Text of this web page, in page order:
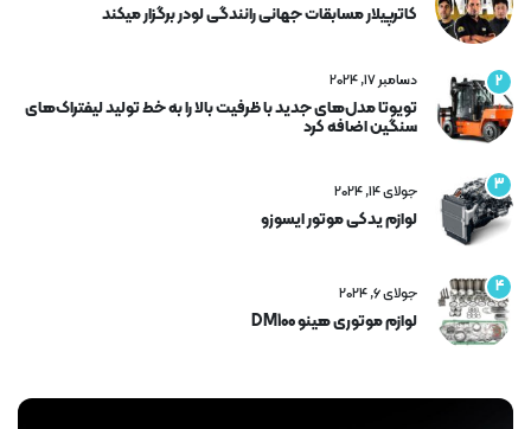
کاترپیلار مسابقات جهانی رانندگی لودر برگزار میکند
2 دسامبر 17, 2024
تویوتا مدل‌های جدید با ظرفیت بالا را به خط تولید لیفتراک‌های
سنگین اضافه کرد
3 جولای 14, 2024
لوازم یدکی موتور ایسوزو
4 جولای 6, 2024
لوازم موتوری هینو DM100